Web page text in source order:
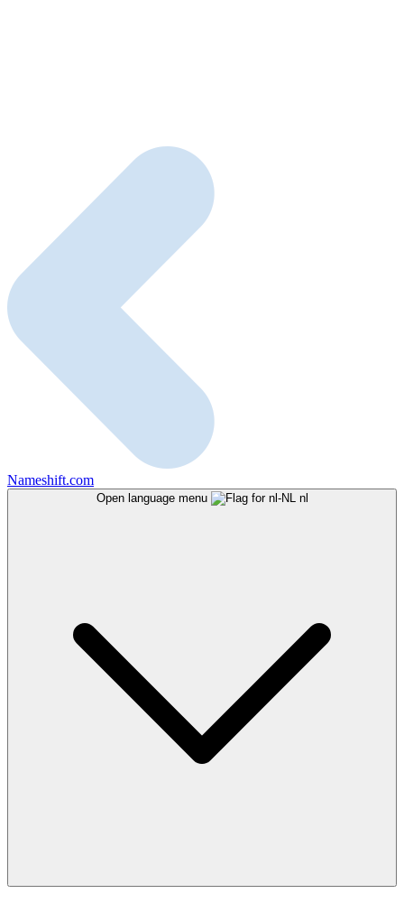
Nameshift.com
Open language menu nl